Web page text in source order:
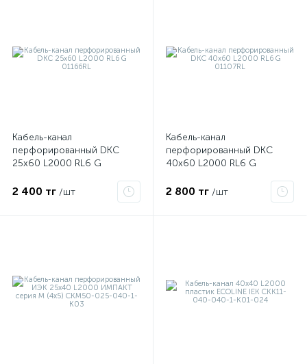
Кабель-канал
перфорированный DKC
25х60 L2000 RL6 G
2 400 тг /шт
Кабель-канал
перфорированный DKC
40х60 L2000 RL6 G
2 800 тг /шт